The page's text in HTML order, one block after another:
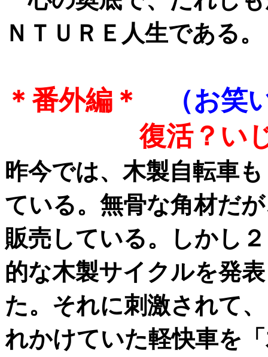
ＮＴＵＲＥ人生である。
＊番外編＊
（お笑
復活？いじり
昨今では、木製自転車
ている。無骨な角材だ
販売している。しかし
的な木製サイクルを発
た。それに刺激されて
れかけていた軽快車を